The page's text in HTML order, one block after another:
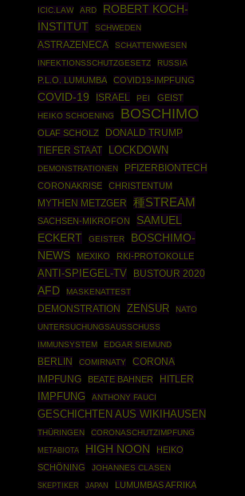
ICIC.LAW
ARD
ROBERT KOCH-
INSTITUT
SCHWEDEN
ASTRAZENECA
SCHATTENWESEN
INFEKTIONSSCHUTZGESETZ
RUSSIA
P.L.O. LUMUMBA COVID19-IMPFUNG
COVID-19 ISRAEL PEI GEIST
HEIKO SCHOENING BOSCHIMO
OLAF SCHOLZ
DONALD TRUMP
TIEFER STAAT
LOCKDOWN
DEMONSTRATIONEN PFIZERBIONTECH
CORONAKRISE CHRISTENTUM
MYTHEN METZGER 種STREAM
SACHSEN-MIKROFON
SAMUEL
ECKERT
GEISTER
BOSCHIMO-
NEWS
MEXIKO RKI-PROTOKOLLE
ANTI-SPIEGEL-TV BUSTOUR 2020
AFD MASKENATTEST
DEMONSTRATION ZENSUR
NATO
UNTERSUCHUNGSAUSSCHUSS
IMMUNSYSTEM
EDGAR SIEMUND
BERLIN COMIRNATY
CORONA
IMPFUNG
BEATE BAHNER HITLER
IMPFUNG ANTHONY FAUCI
GESCHICHTEN AUS WIKIHAUSEN
THÜRINGEN CORONASCHUTZIMPFUNG
METABIOTA HIGH NOON
HEIKO
SCHÖNING
JOHANNES CLASEN
SKEPTIKER
JAPAN
LUMUMBAS AFRIKA